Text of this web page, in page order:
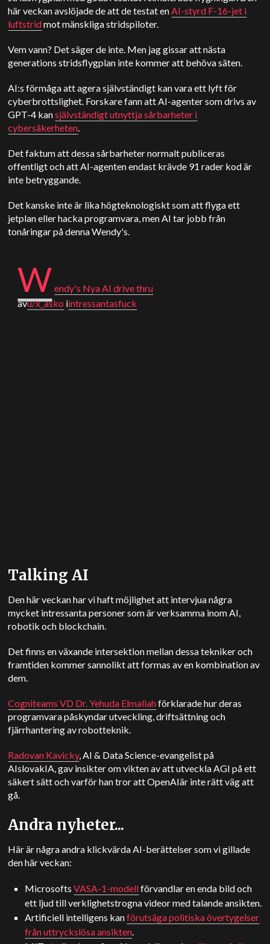
här veckan avslöjade de att de testat enAI-styrd F-16-jet i
luftstridmot mänskliga stridspiloter.
Vem vann? Det säger de inte. Men jag gissar att nästa
generations stridsflygplan inte kommer att behöva säten.
AI:s förmåga att agera självständigt kan vara ett lyft för
cyberbrottslighet. Forskare fann att AI-agenter som drivs av
GPT-4 kansjälvständigt utnyttja sårbarheter i
cybersäkerheten.
Det faktum att dessa sårbarheter normalt publiceras
offentligt och att AI-agenten endast krävde 91 rader kod är
inte betryggande.
Det kanske inte är lika högteknologiskt som att flyga ett
jetplan eller hacka programvara, men AI tar jobb från
tonåringar på denna Wendy's.
W endy's Nya AI drive thru
avu/x_asko iintressantasfuck
Talking AI
Den här veckan har vi haft möjlighet att intervjua några
mycket intressanta personer som är verksamma inom AI,
robotik och blockchain.
Det finns en växande intersektion mellan dessa tekniker och
framtiden kommer sannolikt att formas av en kombination av
dem.
Cogniteams VD Dr. Yehuda Elmaliahförklarade hur deras
programvara påskyndar utveckling, driftsättning och
fjärrhantering av robotteknik.
Radovan Kavicky, AI & Data Science-evangelist på
AIslovakIA, gav insikter om vikten av att utveckla AGI på ett
säkert sätt och varför han tror attOpenAIär inte rätt väg att
gå.
Andra nyheter...
Här är några andra klickvärda AI-berättelser som vi gillade
den här veckan:
MicrosoftsVASA-1-modellförvandlar en enda bild och
ett ljud till verklighetstrogna videor med talande ansikten.
Artificiell intelligens kanförutsäga politiska övertygelser
från uttryckslösa ansikten.